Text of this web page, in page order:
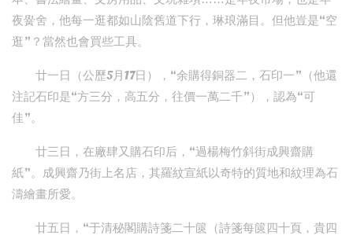
夜黌舍，他每一逛都如山陰舊道下行，琳琅滿目。但他豈是“空
逛”？當然也會買些工具。
廿一日（公歷5月17日），“余購得銅器二，石印一”（他還
注記石印是“方三分，高五分，往價一萬二千”），認為“可
佳”。
廿三日，在廠肆又購石印后，“過楊梅竹斜街成興齋購
紙”。成興齋乃街上名店，其羅紋宣紙以奇特的質地和紋理為石
濤繪畫所愛。
廿五日，“于清秘閣購詩箋二十篋（詩箋每篋四十頁，貴四